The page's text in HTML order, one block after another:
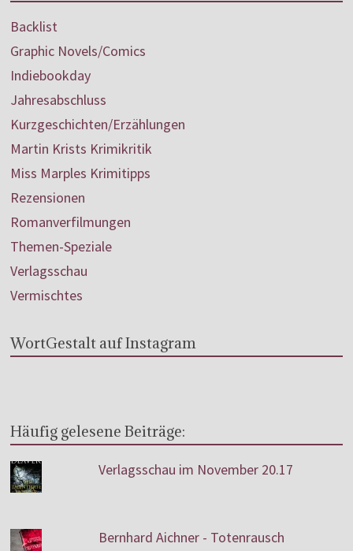
Backlist
Graphic Novels/Comics
Indiebookday
Jahresabschluss
Kurzgeschichten/Erzählungen
Martin Krists Krimikritik
Miss Marples Krimitipps
Rezensionen
Romanverfilmungen
Themen-Speziale
Verlagsschau
Vermischtes
WortGestalt auf Instagram
Häufig gelesene Beiträge:
Verlagsschau im November 20.17
Bernhard Aichner - Totenrausch